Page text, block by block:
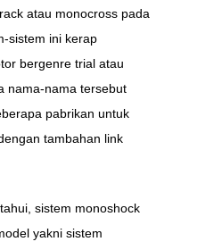
atau monocross pada
sistem ini kerap
bergenre trial atau
nama-nama tersebut
pabrikan untuk
tambahan link
sistem monoshock
yakni sistem